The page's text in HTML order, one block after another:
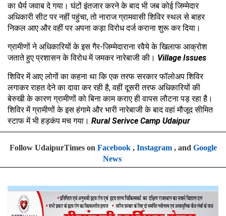
का धैर्य जवाब दे गया। घंटों इंतजार करने के बाद भी जब कोई जिम्मेदार
अधिकारी सीट पर नहीं पहुंचा,तो नाराज ग्रामवासी शिविर स्थल से बाहर
निकल आए और वहीं पर अपना कड़ा विरोध दर्ज कराना शुरू कर दिया।
ग्रामीणों ने अधिकारियों के इस गैर-जिम्मेदाराना रवैये के खिलाफ आक्रोश
जताते हुए प्रशासन के विरोध में जमकर नारेबाजी की। Village Issues
शिविर में आए लोगों का कहना था कि एक तरफ सरकार फॉलोअप शिविर
लगाकर राहत देने का दावा कर रही है,वहीं दूसरी तरफ अधिकारियों की
बेरुखी के कारण ग्रामीणों को बिना काम कराए ही वापस लौटना पड़ रहा है।
शिविर में ग्रामीणों के इस हंगामे और भारी नारेबाजी के बाद वहां मौजूद सीमित
स्टाफ में भी हड़कंप मच गया। Rural Serivce Camp Udaipur
Follow UdaipurTimes on Facebook, Instagram, and Google
News